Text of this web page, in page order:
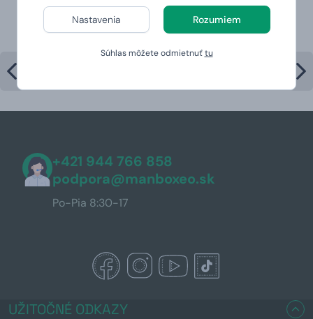
Nastavenia Rozumiem
Súhlas môžete odmietnuťtu
Najpredávanejšie produkty v
kategórii
+421 944 766 858
podpora@manboxeo.sk
Po-Pia 8:30-17
UŽITOČNÉ ODKAZY